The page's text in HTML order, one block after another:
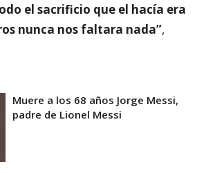
el sacrificio que el hacía era
nunca nos faltara nada”,
Muere a los 68 años Jorge Messi,
padre de Lionel Messi